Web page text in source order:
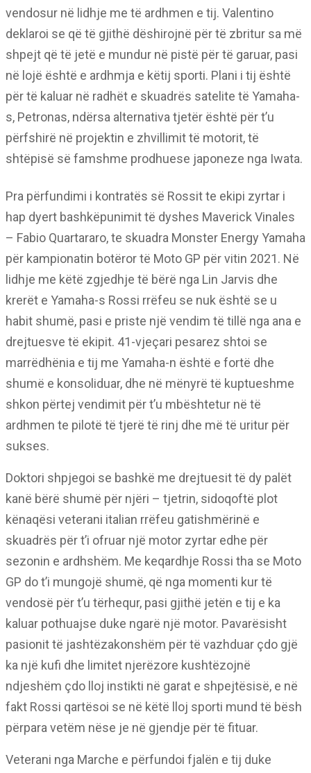
vendosur në lidhje me të ardhmen e tij. Valentino
deklaroi se që të gjithë dëshirojnë për të zbritur sa më
shpejt që të jetë e mundur në pistë për të garuar, pasi
në lojë është e ardhmja e këtij sporti. Plani i tij është
për të kaluar në radhët e skuadrës satelite të Yamaha-
s, Petronas, ndërsa alternativa tjetër është për t’u
përfshirë në projektin e zhvillimit të motorit, të
shtëpisë së famshme prodhuese japoneze nga Iwata.
Pra përfundimi i kontratës së Rossit te ekipi zyrtar i
hap dyert bashkëpunimit të dyshes Maverick Vinales
– Fabio Quartararo, te skuadra Monster Energy Yamaha
për kampionatin botëror të Moto GP për vitin 2021. Në
lidhje me këtë zgjedhje të bërë nga Lin Jarvis dhe
krerët e Yamaha-s Rossi rrëfeu se nuk është se u
habit shumë, pasi e priste një vendim të tillë nga ana e
drejtuesve të ekipit. 41-vjeçari pesarez shtoi se
marrëdhënia e tij me Yamaha-n është e fortë dhe
shumë e konsoliduar, dhe në mënyrë të kuptueshme
shkon përtej vendimit për t’u mbështetur në të
ardhmen te pilotë të tjerë të rinj dhe më të uritur për
sukses.
Doktori shpjegoi se bashkë me drejtuesit të dy palët
kanë bërë shumë për njëri – tjetrin, sidoqoftë plot
kënaqësi veterani italian rrëfeu gatishmërinë e
skuadrës për t’i ofruar një motor zyrtar edhe për
sezonin e ardhshëm. Me keqardhje Rossi tha se Moto
GP do t’i mungojë shumë, që nga momenti kur të
vendosë për t’u tërhequr, pasi gjithë jetën e tij e ka
kaluar pothuajse duke ngarë një motor. Pavarësisht
pasionit të jashtëzakonshëm për të vazhduar çdo gjë
ka një kufi dhe limitet njerëzore kushtëzojnë
ndjeshëm çdo lloj instikti në garat e shpejtësisë, e në
fakt Rossi qartësoi se në këtë lloj sporti mund të bësh
përpara vetëm nëse je në gjendje për të fituar.
Veterani nga Marche e përfundoi fjalën e tij duke